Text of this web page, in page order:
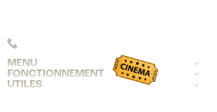
MENU
FONCTIONNEMENT
UTILES